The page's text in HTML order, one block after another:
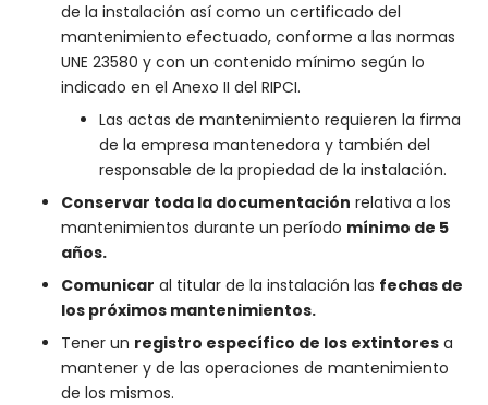
de la instalación así como un certificado del
mantenimiento efectuado, conforme a las normas
UNE 23580 y con un contenido mínimo según lo
indicado en el Anexo II del RIPCI.
Las actas de mantenimiento requieren la firma
de la empresa mantenedora y también del
responsable de la propiedad de la instalación.
Conservar toda la documentación relativa a los
mantenimientos durante un período mínimo de 5
años.
Comunicar al titular de la instalación las fechas de
los próximos mantenimientos.
Tener un registro específico de los extintores a
mantener y de las operaciones de mantenimiento
de los mismos.